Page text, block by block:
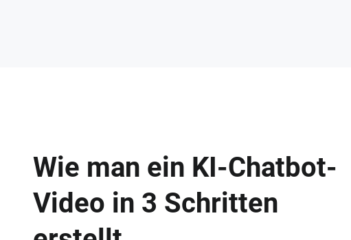
Wie man ein KI-Chatbot-
Video in 3 Schritten